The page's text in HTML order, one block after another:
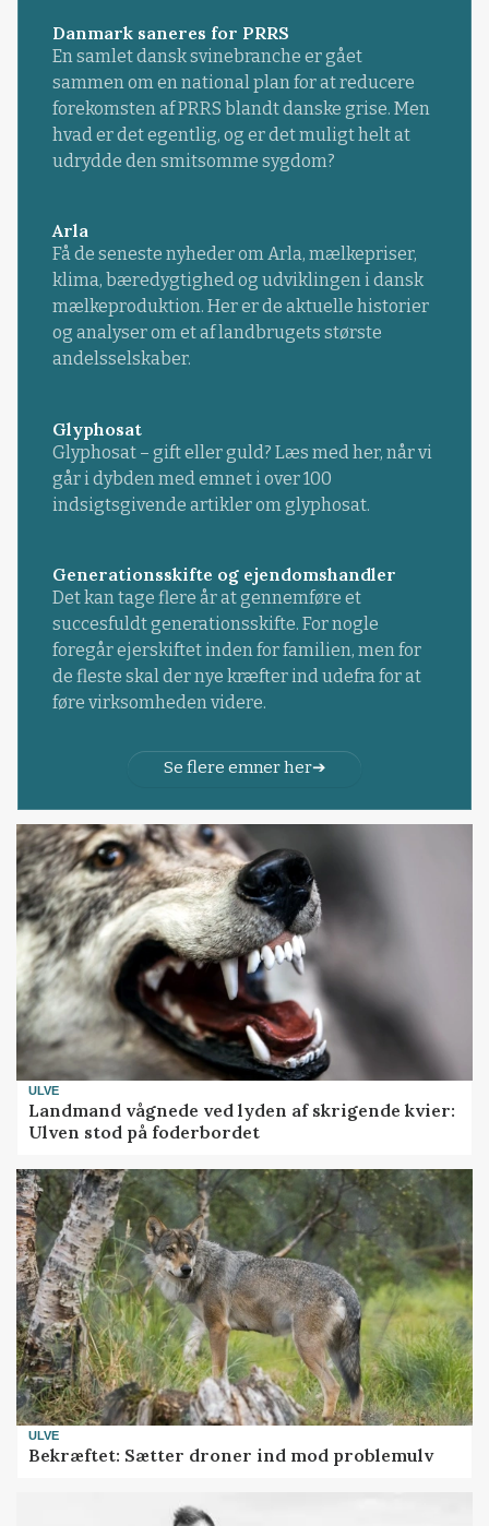
Danmark saneres for PRRS
En samlet dansk svinebranche er gået
sammen om en national plan for at reducere
forekomsten af PRRS blandt danske grise. Men
hvad er det egentlig, og er det muligt helt at
udrydde den smitsomme sygdom?
Arla
Få de seneste nyheder om Arla, mælkepriser,
klima, bæredygtighed og udviklingen i dansk
mælkeproduktion. Her er de aktuelle historier
og analyser om et af landbrugets største
andelsselskaber.
Glyphosat
Glyphosat – gift eller guld? Læs med her, når vi
går i dybden med emnet i over 100
indsigtsgivende artikler om glyphosat.
Generationsskifte og ejendomshandler
Det kan tage flere år at gennemføre et
succesfuldt generationsskifte. For nogle
foregår ejerskiftet inden for familien, men for
de fleste skal der nye kræfter ind udefra for at
føre virksomheden videre.
Se flere emner her
ULVE
Landmand vågnede ved lyden af skrigende kvier:
Ulven stod på foderbordet
ULVE
Bekræftet: Sætter droner ind mod problemulv